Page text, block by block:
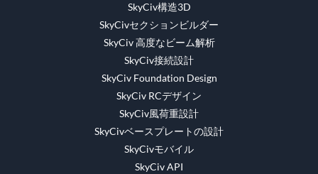
SkyCiv構造3D
SkyCivセクションビルダー
SkyCiv 高度なビーム解析
SkyCiv接続設計
SkyCiv Foundation Design
SkyCiv RCデザイン
SkyCiv風荷重設計
SkyCivベースプレートの設計
SkyCivモバイル
SkyCiv API